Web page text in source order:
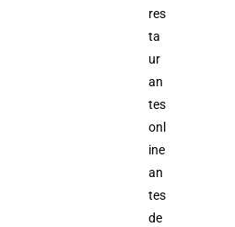
res
ta
ur
an
tes
onl
ine
an
tes
de